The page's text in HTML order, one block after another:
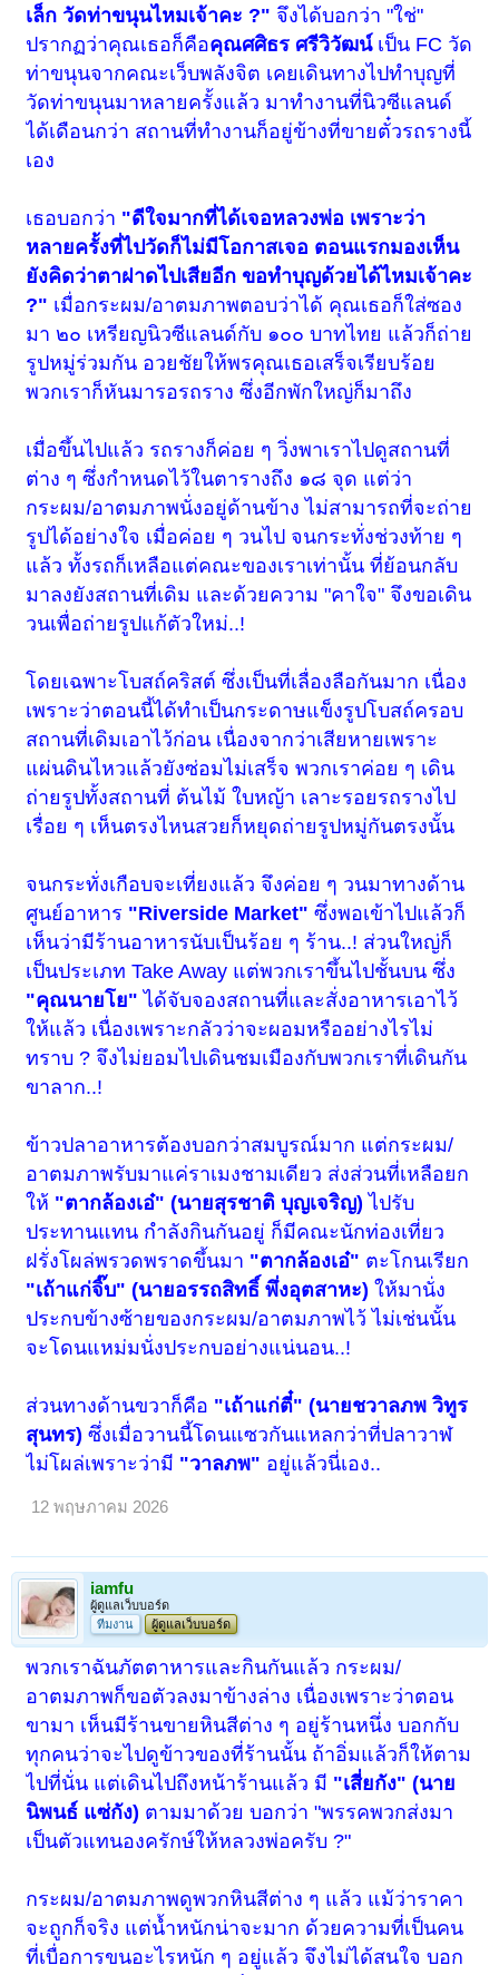
เล็ก วัดท่าขนุนไหมเจ้าคะ ?" จึงได้บอกว่า "ใช่"
ปรากฏว่าคุณเธอก็คือคุณศศิธร ศรีวิวัฒน์เป็น FC วัด
ท่าขนุนจากคณะเว็บพลังจิต เคยเดินทางไปทำบุญที่
วัดท่าขนุนมาหลายครั้งแล้ว มาทำงานที่นิวซีแลนด์
ได้เดือนกว่า สถานที่ทำงานก็อยู่ข้างที่ขายตั๋วรถรางนี้
เอง
เธอบอกว่า "ดีใจมากที่ได้เจอหลวงพ่อ เพราะว่า
หลายครั้งที่ไปวัดก็ไม่มีโอกาสเจอ ตอนแรกมองเห็น
ยังคิดว่าตาฝาดไปเสียอีก ขอทำบุญด้วยได้ไหมเจ้าคะ
?" เมื่อกระผม/อาตมภาพตอบว่าได้ คุณเธอก็ใส่ซอง
มา ๒๐ เหรียญนิวซีแลนด์กับ ๑๐๐ บาทไทย แล้วก็ถ่าย
รูปหมู่ร่วมกัน อวยชัยให้พรคุณเธอเสร็จเรียบร้อย
พวกเราก็หันมารอรถราง ซึ่งอีกพักใหญ่ก็มาถึง
เมื่อขึ้นไปแล้ว รถรางก็ค่อย ๆ วิ่งพาเราไปดูสถานที่
ต่าง ๆ ซึ่งกำหนดไว้ในตารางถึง ๑๘ จุด แต่ว่า
กระผม/อาตมภาพนั่งอยู่ด้านข้าง ไม่สามารถที่จะถ่าย
รูปได้อย่างใจ เมื่อค่อย ๆ วนไป จนกระทั่งช่วงท้าย ๆ
แล้ว ทั้งรถก็เหลือแต่คณะของเราเท่านั้น ที่ย้อนกลับ
มาลงยังสถานที่เดิม และด้วยความ "คาใจ" จึงขอเดิน
วนเพื่อถ่ายรูปแก้ตัวใหม่..!
โดยเฉพาะโบสถ์คริสต์ ซึ่งเป็นที่เลื่องลือกันมาก เนื่อง
เพราะว่าตอนนี้ได้ทำเป็นกระดาษแข็งรูปโบสถ์ครอบ
สถานที่เดิมเอาไว้ก่อน เนื่องจากว่าเสียหายเพราะ
แผ่นดินไหวแล้วยังซ่อมไม่เสร็จ พวกเราค่อย ๆ เดิน
ถ่ายรูปทั้งสถานที่ ต้นไม้ ใบหญ้า เลาะรอยรถรางไป
เรื่อย ๆ เห็นตรงไหนสวยก็หยุดถ่ายรูปหมู่กันตรงนั้น
จนกระทั่งเกือบจะเที่ยงแล้ว จึงค่อย ๆ วนมาทางด้าน
ศูนย์อาหาร "Riverside Market" ซึ่งพอเข้าไปแล้วก็
เห็นว่ามีร้านอาหารนับเป็นร้อย ๆ ร้าน..! ส่วนใหญ่ก็
เป็นประเภท Take Away แต่พวกเราขึ้นไปชั้นบน ซึ่ง
"คุณนายโย" ได้จับจองสถานที่และสั่งอาหารเอาไว้
ให้แล้ว เนื่องเพราะกลัวว่าจะผอมหรืออย่างไรไม่
ทราบ ? จึงไม่ยอมไปเดินชมเมืองกับพวกเราที่เดินกัน
ขาลาก..!
ข้าวปลาอาหารต้องบอกว่าสมบูรณ์มาก แต่กระผม/
อาตมภาพรับมาแค่ราเมงชามเดียว ส่งส่วนที่เหลือยก
ให้ "ตากล้องเอ๋" (นายสุรชาติ บุญเจริญ) ไปรับ
ประทานแทน กำลังกินกันอยู่ ก็มีคณะนักท่องเที่ยว
ฝรั่งโผล่พรวดพราดขึ้นมา "ตากล้องเอ๋" ตะโกนเรียก
"เถ้าแก่จิ๊บ" (นายอรรถสิทธิ์ พึ่งอุตสาหะ) ให้มานั่ง
ประกบข้างซ้ายของกระผม/อาตมภาพไว้ ไม่เช่นนั้น
จะโดนแหม่มนั่งประกบอย่างแน่นอน..!
ส่วนทางด้านขวาก็คือ "เถ้าแก่ตี๋" (นายชวาลภพ วิทูร
สุนทร) ซึ่งเมื่อวานนี้โดนแซวกันแหลกว่าที่ปลาวาฬ
ไม่โผล่เพราะว่ามี "วาลภพ" อยู่แล้วนี่เอง..
12 พฤษภาคม 2026
iamfu
ผู้ดูแลเว็บบอร์ด
ทีมงาน
ผู้ดูแลเว็บบอร์ด
พวกเราฉันภัตตาหารและกินกันแล้ว กระผม/
อาตมภาพก็ขอตัวลงมาข้างล่าง เนื่องเพราะว่าตอน
ขามา เห็นมีร้านขายหินสีต่าง ๆ อยู่ร้านหนึ่ง บอกกับ
ทุกคนว่าจะไปดูข้าวของที่ร้านนั้น ถ้าอิ่มแล้วก็ให้ตาม
ไปที่นั่น แต่เดินไปถึงหน้าร้านแล้ว มี "เสี่ยกัง" (นาย
นิพนธ์ แซ่กัง) ตามมาด้วย บอกว่า "พรรคพวกส่งมา
เป็นตัวแทนองครักษ์ให้หลวงพ่อครับ ?"
กระผม/อาตมภาพดูพวกหินสีต่าง ๆ แล้ว แม้ว่าราคา
จะถูกก็จริง แต่น้ำหนักน่าจะมาก ด้วยความที่เป็นคน
ที่เบื่อการขนอะไรหนัก ๆ อยู่แล้ว จึงไม่ได้สนใจ บอก